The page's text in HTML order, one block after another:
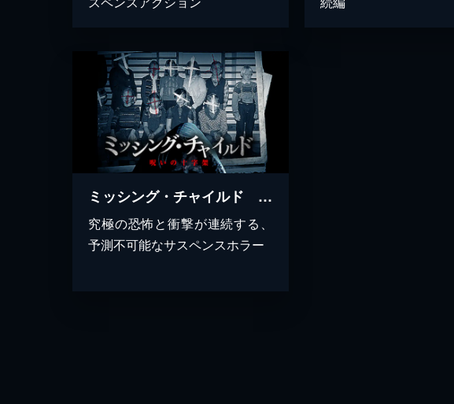
ミッシング・チャイルド ～呪いの十字架～
究極の恐怖と衝撃が連続する、
予測不可能なサスペンスホラー